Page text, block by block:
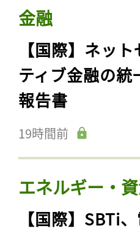
金融
【国際】ネッ
ティブ金融の
報告書
19時間前
エネルギー・
【国際】SBTi